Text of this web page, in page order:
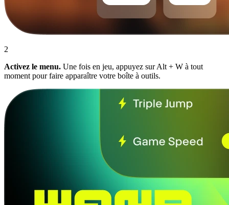
2
Activez le menu. Une fois en jeu, appuyez sur Alt + W à tout
moment pour faire apparaître votre boîte à outils.